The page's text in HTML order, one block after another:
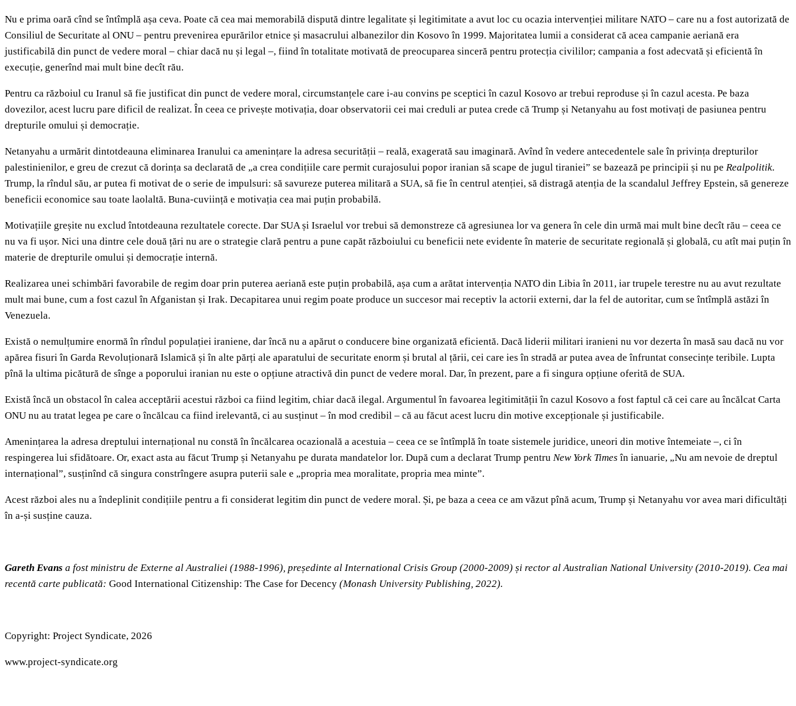
Nu e prima oară cînd se întîmplă așa ceva. Poate că cea mai memorabilă dispută dintre legalitate și legitimitate a avut loc cu ocazia intervenției militare NATO – care nu a fost autorizată de
Consiliul de Securitate al ONU – pentru prevenirea epurărilor etnice și masacrului albanezilor din Kosovo în 1999. Majoritatea lumii a considerat că acea campanie aeriană era
justificabilă din punct de vedere moral – chiar dacă nu și legal –, fiind în totalitate motivată de preocuparea sinceră pentru protecția civililor; campania a fost adecvată și eficientă în
execuție, generînd mai mult bine decît rău.
Pentru ca războiul cu Iranul să fie justificat din punct de vedere moral, circumstanțele care i-au convins pe sceptici în cazul Kosovo ar trebui reproduse și în cazul acesta. Pe baza
dovezilor, acest lucru pare dificil de realizat. În ceea ce privește motivația, doar observatorii cei mai creduli ar putea crede că Trump și Netanyahu au fost motivați de pasiunea pentru
drepturile omului și democrație.
Netanyahu a urmărit dintotdeauna eliminarea Iranului ca amenințare la adresa securității – reală, exagerată sau imaginară. Avînd în vedere antecedentele sale în privința drepturilor
palestinienilor, e greu de crezut că dorința sa declarată de „a crea condițiile care permit curajosului popor iranian să scape de jugul tiraniei” se bazează pe principii și nu pe Realpolitik.
Trump, la rîndul său, ar putea fi motivat de o serie de impulsuri: să savureze puterea militară a SUA, să fie în centrul atenției, să distragă atenția de la scandalul Jeffrey Epstein, să genereze
beneficii economice sau toate laolaltă. Buna-cuviință e motivația cea mai puțin probabilă.
Motivațiile greșite nu exclud întotdeauna rezultatele corecte. Dar SUA și Israelul vor trebui să demonstreze că agresiunea lor va genera în cele din urmă mai mult bine decît rău – ceea ce
nu va fi ușor. Nici una dintre cele două țări nu are o strategie clară pentru a pune capăt războiului cu beneficii nete evidente în materie de securitate regională și globală, cu atît mai puțin în
materie de drepturile omului și democrație internă.
Realizarea unei schimbări favorabile de regim doar prin puterea aeriană este puțin probabilă, așa cum a arătat intervenția NATO din Libia în 2011, iar trupele terestre nu au avut rezultate
mult mai bune, cum a fost cazul în Afganistan și Irak. Decapitarea unui regim poate produce un succesor mai receptiv la actorii externi, dar la fel de autoritar, cum se întîmplă astăzi în
Venezuela.
Există o nemulțumire enormă în rîndul populației iraniene, dar încă nu a apărut o conducere bine organizată eficientă. Dacă liderii militari iranieni nu vor dezerta în masă sau dacă nu vor
apărea fisuri în Garda Revoluționară Islamică și în alte părți ale aparatului de securitate enorm și brutal al țării, cei care ies în stradă ar putea avea de înfruntat consecințe teribile. Lupta
pînă la ultima picătură de sînge a poporului iranian nu este o opțiune atractivă din punct de vedere moral. Dar, în prezent, pare a fi singura opțiune oferită de SUA.
Există încă un obstacol în calea acceptării acestui război ca fiind legitim, chiar dacă ilegal. Argumentul în favoarea legitimității în cazul Kosovo a fost faptul că cei care au încălcat Carta
ONU nu au tratat legea pe care o încălcau ca fiind irelevantă, ci au susținut – în mod credibil – că au făcut acest lucru din motive excepționale și justificabile.
Amenințarea la adresa dreptului internațional nu constă în încălcarea ocazională a acestuia – ceea ce se întîmplă în toate sistemele juridice, uneori din motive întemeiate –, ci în
respingerea lui sfidătoare. Or, exact asta au făcut Trump și Netanyahu pe durata mandatelor lor. După cum a declarat Trump pentru New York Times în ianuarie, „Nu am nevoie de dreptul
internațional”, susținînd că singura constrîngere asupra puterii sale e „propria mea moralitate, propria mea minte”.
Acest război ales nu a îndeplinit condițiile pentru a fi considerat legitim din punct de vedere moral. Și, pe baza a ceea ce am văzut pînă acum, Trump și Netanyahu vor avea mari dificultăți
în a-și susține cauza.
Gareth Evans a fost ministru de Externe al Australiei (1988-1996), președinte al International Crisis Group (2000-2009) și rector al Australian National University (2010-2019). Cea mai
recentă carte publicată: Good International Citizenship: The Case for Decency (Monash University Publishing, 2022).
Copyright: Project Syndicate, 2026
www.project-syndicate.org